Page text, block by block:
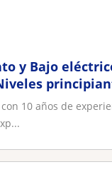
y Bajo
10 años de